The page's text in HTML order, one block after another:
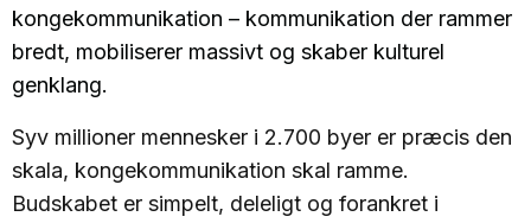
kongekommunikation – kommunikation der rammer
bredt, mobiliserer massivt og skaber kulturel
genklang.
Syv millioner mennesker i 2.700 byer er præcis den
skala, kongekommunikation skal ramme.
Budskabet er simpelt, deleligt og forankret i